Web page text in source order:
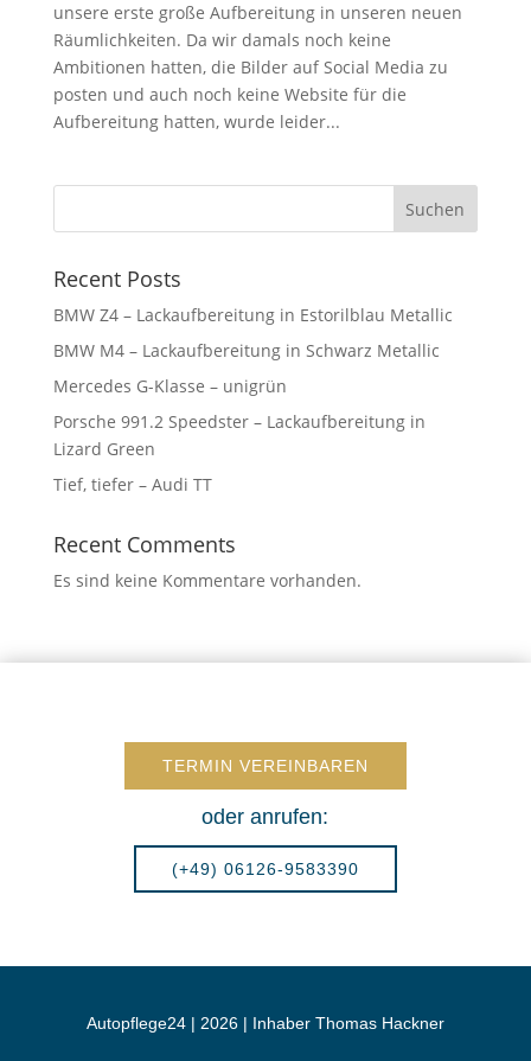
unsere erste große Aufbereitung in unseren neuen
Räumlichkeiten. Da wir damals noch keine
Ambitionen hatten, die Bilder auf Social Media zu
posten und auch noch keine Website für die
Aufbereitung hatten, wurde leider...
Suchen
Recent Posts
BMW Z4 – Lackaufbereitung in Estorilblau Metallic
BMW M4 – Lackaufbereitung in Schwarz Metallic
Mercedes G-Klasse – unigrün
Porsche 991.2 Speedster – Lackaufbereitung in
Lizard Green
Tief, tiefer – Audi TT
Recent Comments
Es sind keine Kommentare vorhanden.
TERMIN VEREINBAREN
oder anrufen:
(+49) 06126-9583390
Autopflege24 | 2026 | Inhaber Thomas Hackner